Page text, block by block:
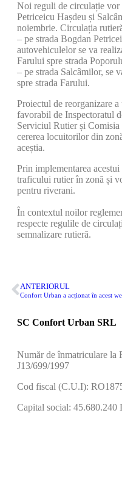
Noi reguli de circulație
Petriceicu Hașdeu și
noiembrie. Circulația
– pe strada Bogdan
autovehiculelor se va
Farului spre strada
– pe strada Salcâmilor, se
spre strada Farului.
Proiectul de reorganizare
favorabil de Inspectoratul
Serviciul Rutier și
cererea locuitorilor din
aceștia.
Prin implementarea
traficului rutier în zonă și
pentru riverani.
În contextul noilor
respecte regulile de
semnalizare rutieră.
ANTERIORUL
SC Confort Urban SRL
Număr de înmatriculare la
J13/699/1997
Cod fiscal (C.U.I):
Capital social: 45.680.240